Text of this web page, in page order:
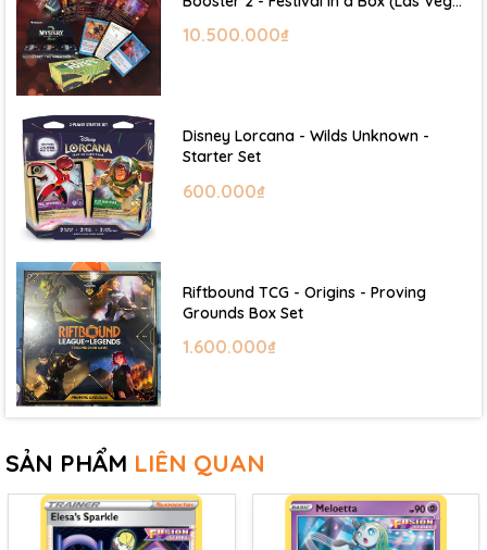
10.500.000₫
Disney Lorcana - Wilds Unknown -
Starter Set
600.000₫
Riftbound TCG - Origins - Proving
Grounds Box Set
1.600.000₫
SẢN PHẨM LIÊN QUAN